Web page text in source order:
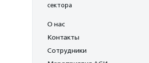
сектора
О нас
Контакты
Сотрудники